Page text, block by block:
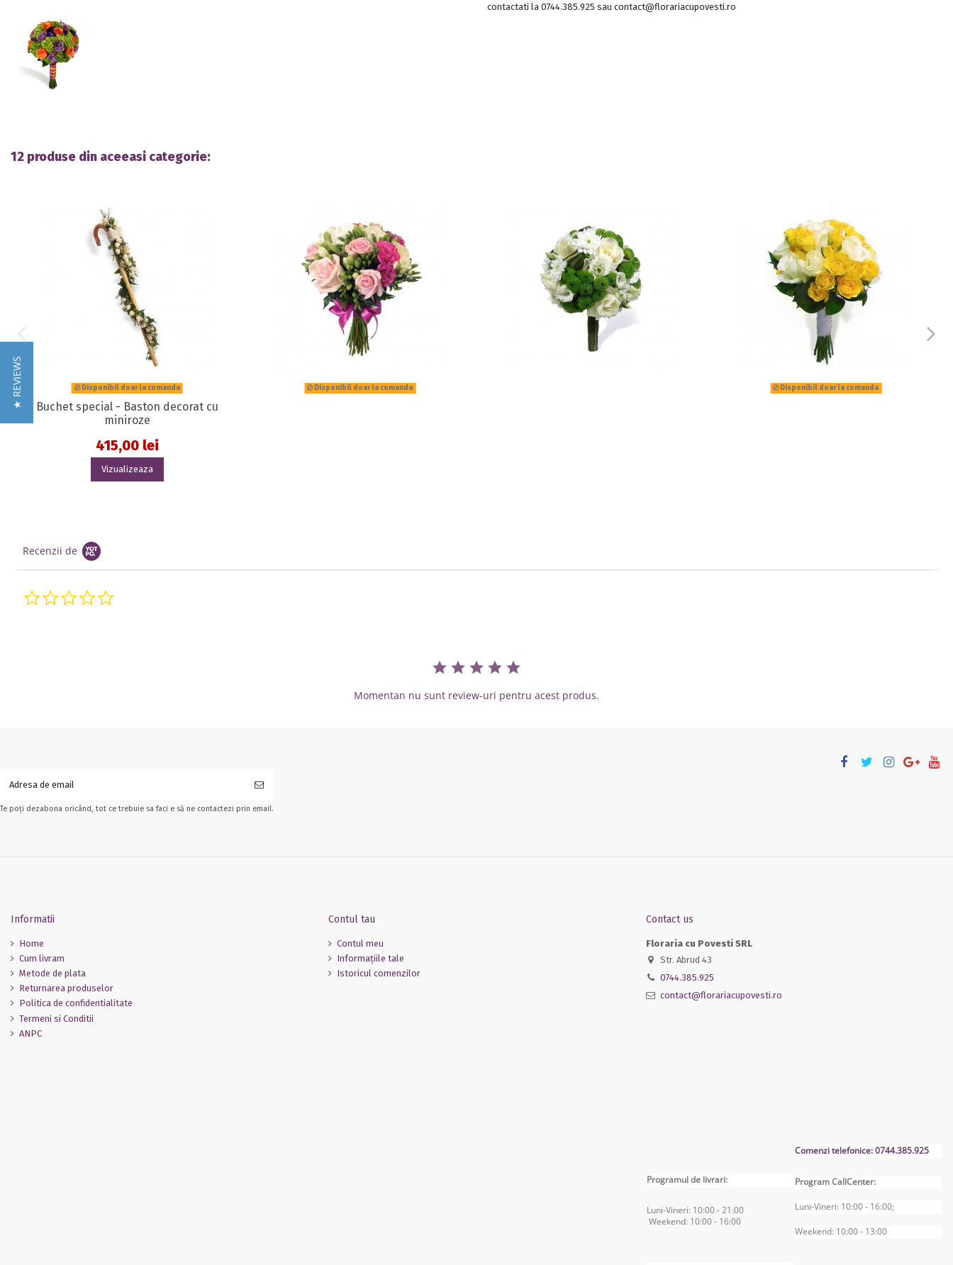
contactati la 0744.385.925 sau contact@florariacupovesti.ro
12 produse din aceeasi categorie:
Disponibil doar la comanda
Buchet special - Baston decorat cu
miniroze
415,00 lei
Vizualizeaza
Disponibil doar la comanda Disponibil doar la comanda
Recenzii de
0.0 star rating
Momentan nu sunt review-uri pentru acest produs.
Te poți dezabona oricând, tot ce trebuie sa faci e să ne contactezi prin email.
Informatii
Home
Cum livram
Metode de plata
Returnarea produselor
Politica de confidentialitate
Termeni si Conditii
ANPC
Contul tau
Contul meu
Informaţiile tale
Istoricul comenzilor
Contact us
Floraria cu Povesti SRL
Str. Abrud 43
0744.385.925
contact@florariacupovesti.ro
Programul de livrari:
Luni-Vineri: 10:00 - 21:00
Weekend: 10:00 - 16:00
Comenzi telefonice: 0744.385.925
Program CallCenter:
Luni-Vineri: 10:00 - 16:00;
Weekend: 10:00 - 13:00
★ REVIEWS